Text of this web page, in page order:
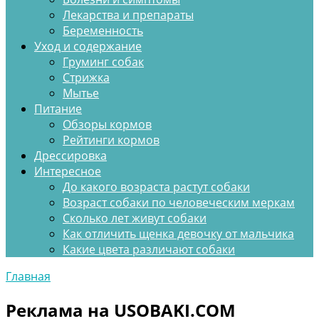
Лекарства и препараты
Беременность
Уход и содержание
Груминг собак
Стрижка
Мытье
Питание
Обзоры кормов
Рейтинги кормов
Дрессировка
Интересное
До какого возраста растут собаки
Возраст собаки по человеческим меркам
Сколько лет живут собаки
Как отличить щенка девочку от мальчика
Какие цвета различают собаки
Главная
Реклама на USOBAKI.COM